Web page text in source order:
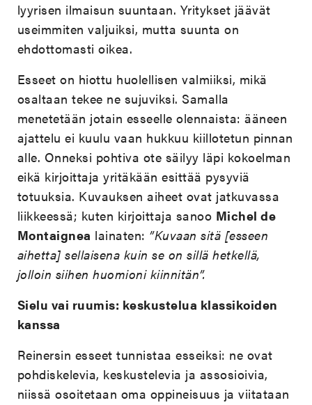
lyyrisen ilmaisun suuntaan. Yritykset jäävät
useimmiten valjuiksi, mutta suunta on
ehdottomasti oikea.
Esseet on hiottu huolellisen valmiiksi, mikä
osaltaan tekee ne sujuviksi. Samalla
menetetään jotain esseelle olennaista: ääneen
ajattelu ei kuulu vaan hukkuu kiillotetun pinnan
alle. Onneksi pohtiva ote säilyy läpi kokoelman
eikä kirjoittaja yritäkään esittää pysyviä
totuuksia. Kuvauksen aiheet ovat jatkuvassa
liikkeessä; kuten kirjoittaja sanoo Michel de
Montaignea lainaten: ”Kuvaan sitä [esseen
aihetta] sellaisena kuin se on sillä hetkellä,
jolloin siihen huomioni kiinnitän”.
Sielu vai ruumis: keskustelua klassikoiden
kanssa
Reinersin esseet tunnistaa esseiksi: ne ovat
pohdiskelevia, keskustelevia ja assosioivia,
niissä osoitetaan oma oppineisuus ja viitataan